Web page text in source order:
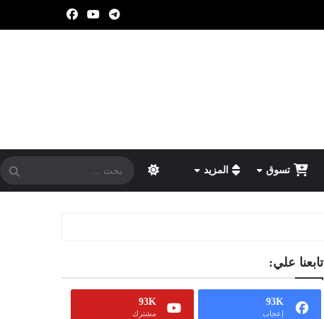
تسوق المزيد
تابعنا علي:
93K
إعجاب
93K
مشترك